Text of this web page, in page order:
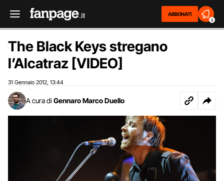
ABBONATI
2
The Black Keys stregano
l’Alcatraz [VIDEO]
31 Gennaio 2012 13:44
A cura di Gennaro Marco Duello